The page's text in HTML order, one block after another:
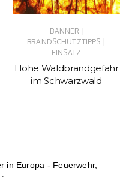
BANNER |
BRANDSCHUTZTIPPS |
EINSATZ
Hohe Waldbrandgefahr
im Schwarzwald
in Europa - Feuerwehr,